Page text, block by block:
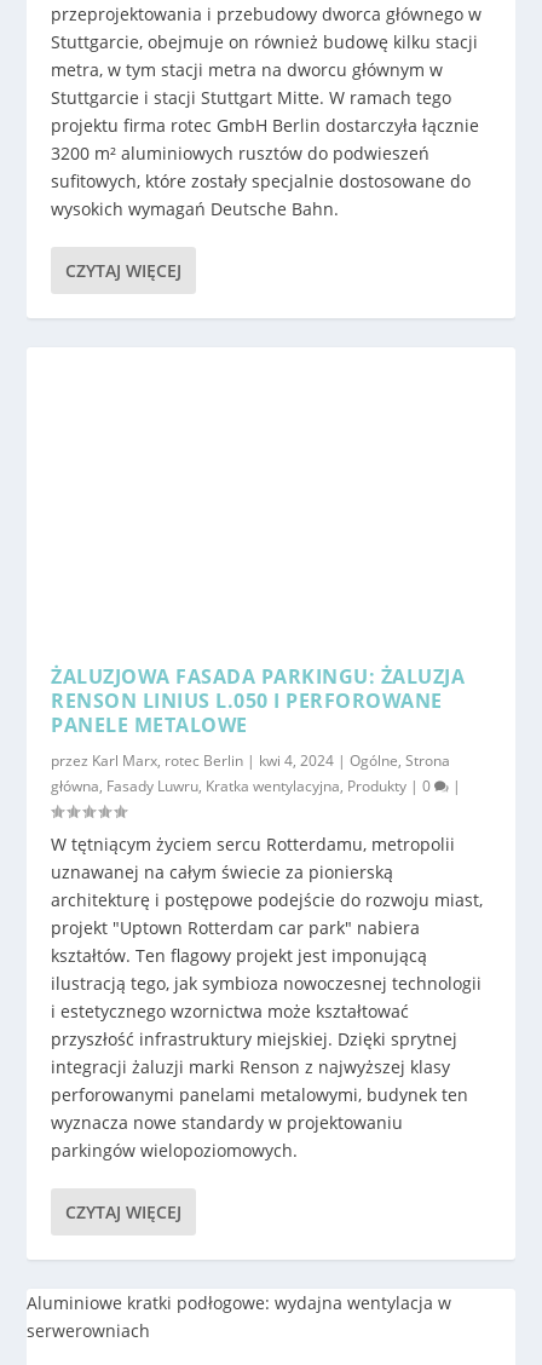
przeprojektowania i przebudowy dworca głównego w
Stuttgarcie, obejmuje on również budowę kilku stacji
metra, w tym stacji metra na dworcu głównym w
Stuttgarcie i stacji Stuttgart Mitte. W ramach tego
projektu firma rotec GmbH Berlin dostarczyła łącznie
3200 m² aluminiowych rusztów do podwieszeń
sufitowych, które zostały specjalnie dostosowane do
wysokich wymagań Deutsche Bahn.
CZYTAJ WIĘCEJ
ŻALUZJOWA FASADA PARKINGU: ŻALUZJA
RENSON LINIUS L.050 I PERFOROWANE
PANELE METALOWE
przez Karl Marx, rotec Berlin | kwi 4, 2024 |Ogólne,Strona
główna, Fasady Luwru, Kratka wentylacyjna, Produkty |0 |
W tętniącym życiem sercu Rotterdamu, metropolii
uznawanej na całym świecie za pionierską
architekturę i postępowe podejście do rozwoju miast,
projekt "Uptown Rotterdam car park" nabiera
kształtów. Ten flagowy projekt jest imponującą
ilustracją tego, jak symbioza nowoczesnej technologii
i estetycznego wzornictwa może kształtować
przyszłość infrastruktury miejskiej. Dzięki sprytnej
integracji żaluzji marki Renson z najwyższej klasy
perforowanymi panelami metalowymi, budynek ten
wyznacza nowe standardy w projektowaniu
parkingów wielopoziomowych.
CZYTAJ WIĘCEJ